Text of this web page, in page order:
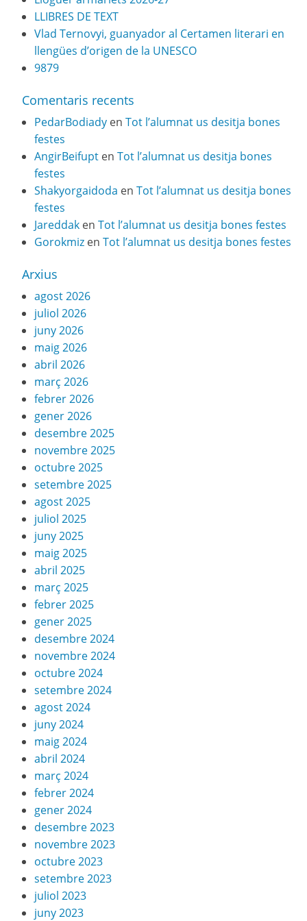
LLIBRES DE TEXT
Vlad Ternovyi, guanyador al Certamen literari en
llengües d’origen de la UNESCO
9879
Comentaris recents
PedarBodiady en Tot l’alumnat us desitja bones
festes
AngirBeifupt en Tot l’alumnat us desitja bones
festes
Shakyorgaidoda en Tot l’alumnat us desitja bones
festes
Jareddak en Tot l’alumnat us desitja bones festes
Gorokmiz en Tot l’alumnat us desitja bones festes
Arxius
agost 2026
juliol 2026
juny 2026
maig 2026
abril 2026
març 2026
febrer 2026
gener 2026
desembre 2025
novembre 2025
octubre 2025
setembre 2025
agost 2025
juliol 2025
juny 2025
maig 2025
abril 2025
març 2025
febrer 2025
gener 2025
desembre 2024
novembre 2024
octubre 2024
setembre 2024
agost 2024
juny 2024
maig 2024
abril 2024
març 2024
febrer 2024
gener 2024
desembre 2023
novembre 2023
octubre 2023
setembre 2023
juliol 2023
juny 2023